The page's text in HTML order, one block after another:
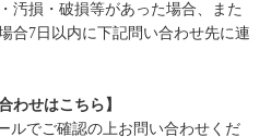
汚損・破損等があった場合、また
合7日以内に下記問い合わせ先に連
わせはこちら】
ルでご確認の上お問い合わせくだ